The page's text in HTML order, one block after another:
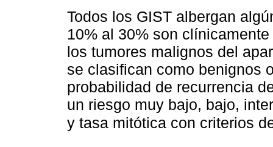
Todos los GIST albergan
10% al 30% son
los tumores malignos del
se clasifican como benignos
probabilidad de recurrencia
un riesgo muy bajo, bajo,
y tasa mitótica con criterios